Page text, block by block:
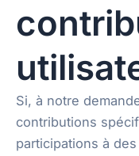
Si, à notre
contributions
participations à